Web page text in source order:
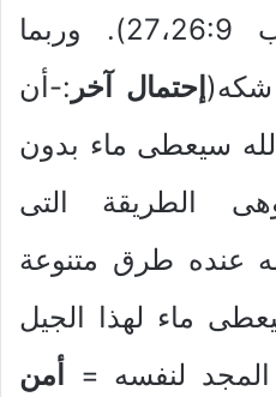
(رو10،9:6) + (عب 27،26:9). وربما
إحتمال آخر :-أن
سيعطى ماء بدون
الطريقة التى
عنده طرق متنوعة
ماء لهذا الجيل
لنفسه =
أمن